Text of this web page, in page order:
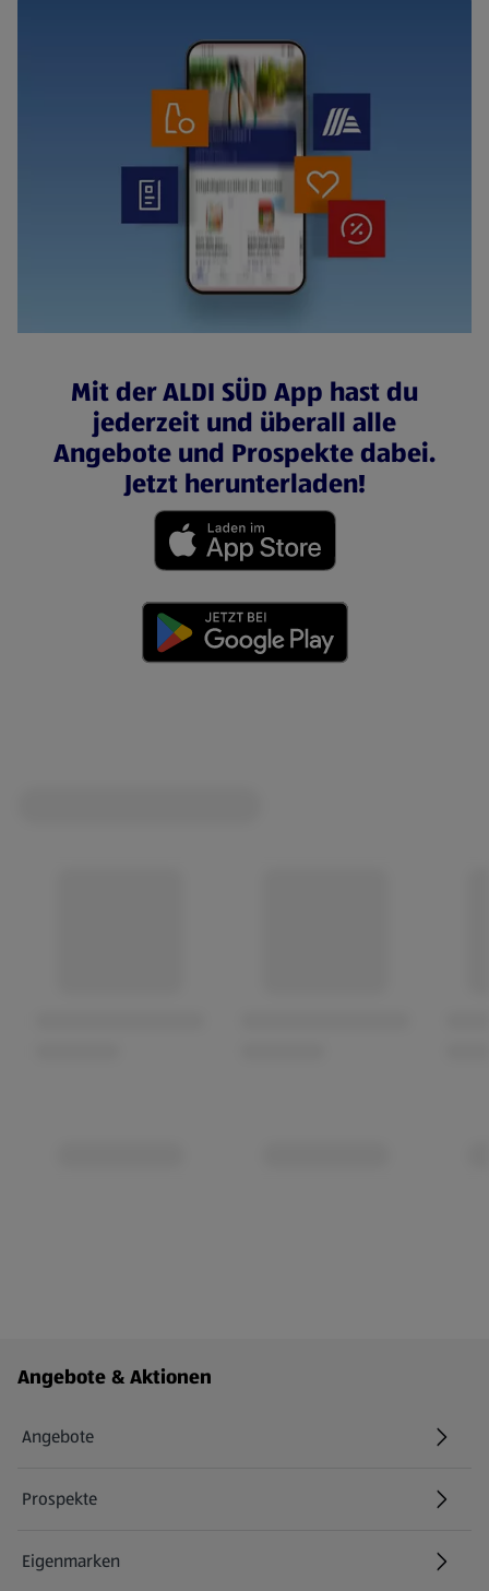
Mit der ALDI SÜD App hast du
jederzeit und überall alle
Angebote und Prospekte dabei.
Jetzt herunterladen!
Fußzeilenmenü - weitere Links
Angebote & Aktionen
Angebote
Prospekte
Eigenmarken